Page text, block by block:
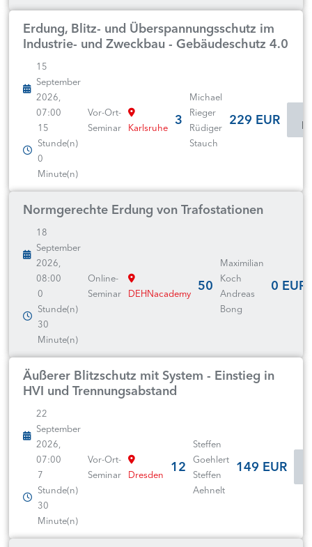
Erdung, Blitz- und Überspannungsschutz im
Industrie- und Zweckbau - Gebäudeschutz 4.0
15
September
2026,
07:00
15
Stunde(n)
0
Minute(n)
Vor-Ort-
Seminar
Karlsruhe 3
Michael
Rieger
Rüdiger
Stauch
229 EUR
Normgerechte Erdung von Trafostationen
18
September
2026,
08:00
0
Stunde(n)
30
Minute(n)
Online-
Seminar
DEHNacademy 50
Maximilian
Koch
Andreas
Bong
0 EUR
Äußerer Blitzschutz mit System - Einstieg in
HVI und Trennungsabstand
22
September
2026,
07:00
7
Stunde(n)
30
Minute(n)
Vor-Ort-
Seminar
Dresden 12
Steffen
Goehlert
Steffen
Aehnelt
149 EUR